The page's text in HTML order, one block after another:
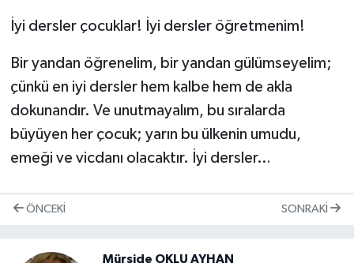
İyi dersler çocuklar! İyi dersler öğretmenim!
Bir yandan öğrenelim, bir yandan gülümseyelim;
çünkü en iyi dersler hem kalbe hem de akla
dokunandır. Ve unutmayalım, bu sıralarda
büyüyen her çocuk; yarın bu ülkenin umudu,
emeği ve vicdanı olacaktır. İyi dersler…
ÖNCEKI SONRAKI
Mürşide OKLU AYHAN